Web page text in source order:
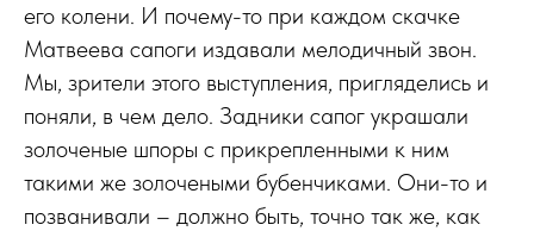
его колени. И почему-то при каждом скачке
Матвеева сапоги издавали мелодичный звон.
Мы, зрители этого выступления, пригляделись и
поняли, в чем дело. Задники сапог украшали
золоченые шпоры с прикрепленными к ним
такими же золочеными бубенчиками. Они-то и
позванивали – должно быть, точно так же, как